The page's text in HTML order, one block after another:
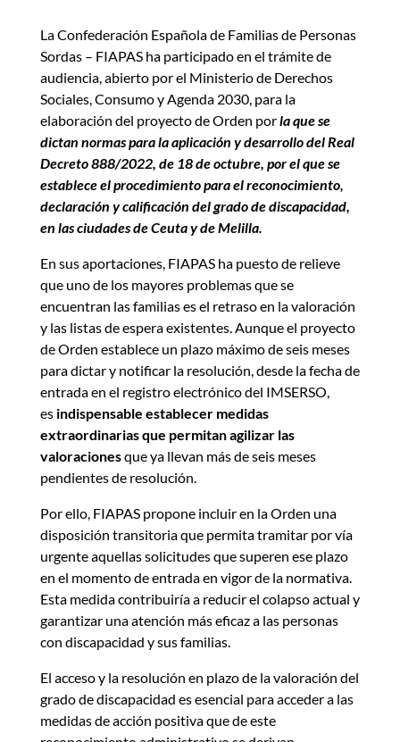
La Confederación Española de Familias de Personas
Sordas – FIAPAS ha participado en el trámite de
audiencia, abierto por el Ministerio de Derechos
Sociales, Consumo y Agenda 2030, para la
elaboración del proyecto de Orden porla que se
dictan normas para la aplicación y desarrollo del Real
Decreto 888/2022, de 18 de octubre, por el que se
establece el procedimiento para el reconocimiento,
declaración y calificación del grado de discapacidad,
en las ciudades de Ceuta y de Melilla.
En sus aportaciones, FIAPAS ha puesto de relieve
que uno de los mayores problemas que se
encuentran las familias es el retraso en la valoración
y las listas de espera existentes. Aunque el proyecto
de Orden establece un plazo máximo de seis meses
para dictar y notificar la resolución, desde la fecha de
entrada en el registro electrónico del IMSERSO,
es indispensable establecer medidas
extraordinarias que permitan agilizar las
valoracionesque ya llevan más de seis meses
pendientes de resolución.
Por ello, FIAPAS propone incluir en la Orden una
disposición transitoria que permita tramitar por vía
urgente aquellas solicitudes que superen ese plazo
en el momento de entrada en vigor de la normativa.
Esta medida contribuiría a reducir el colapso actual y
garantizar una atención más eficaz a las personas
con discapacidad y sus familias.
El acceso y la resolución en plazo de la valoración del
grado de discapacidad es esencial para acceder a las
medidas de acción positiva que de este